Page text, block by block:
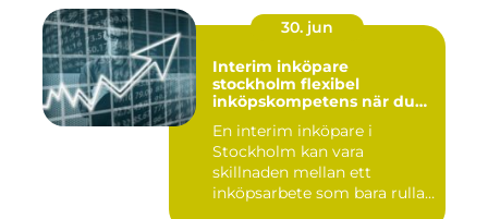
30. jun
Interim inköpare
stockholm flexibel
inköpskompetens när du
En interim inköpare i
Stockholm kan vara
skillnaden mellan ett
inköpsarbete som bara rullar